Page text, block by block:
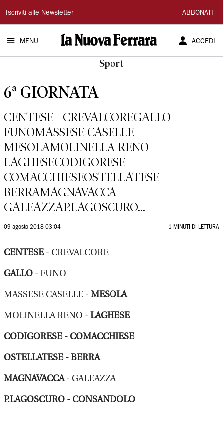
La
Nuova
Ferrara
Iscriviti alle Newsletter ABBONATI
MENU ACCEDI
Sport
6ª GIORNATA
CENTESE - CREVALCOREGALLO -
FUNOMASSESE CASELLE -
MESOLAMOLINELLA RENO -
LAGHESECODIGORESE -
COMACCHIESEOSTELLATESE -
BERRAMAGNAVACCA -
GALEAZZAP.LAGOSCURO...
09 agosto 2018 03:04 1 MINUTI DI LETTURA
CENTESE- CREVALCORE
GALLO - FUNO
MASSESE CASELLE - MESOLA
MOLINELLA RENO - LAGHESE
CODIGORESE - COMACCHIESE
OSTELLATESE - BERRA
MAGNAVACCA- GALEAZZA
P.LAGOSCURO - CONSANDOLO